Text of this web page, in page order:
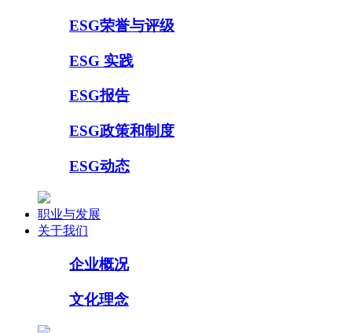
ESG荣誉与评级
ESG 实践
ESG报告
ESG政策和制度
ESG动态
职业与发展
关于我们
企业概况
文化理念